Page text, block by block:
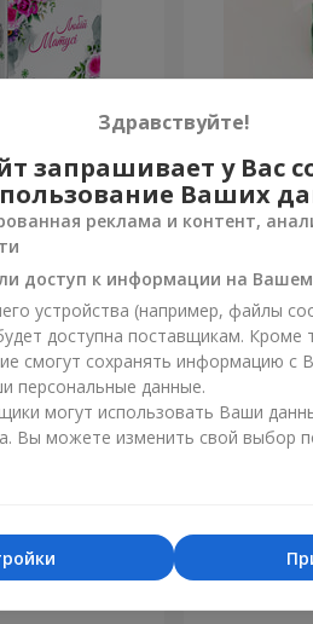
это мама"
Заказать
Композиция
3 679 грн
Цветы в
Здравствуйте!
запрашивает у Вас
Ваших
реклама и контент,
доступ к информации на Вашем
устройства (например, файлы
доступна поставщикам. Кроме
смогут сохранять информацию с
персональные данные.
могут использовать Ваши
Вы можете изменить свой выбор